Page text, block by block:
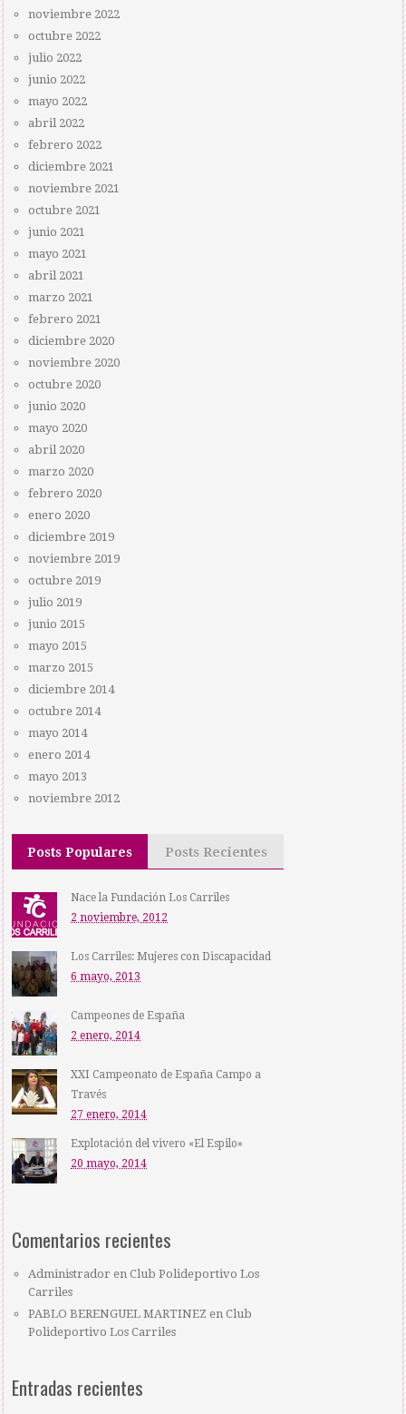
noviembre 2022
octubre 2022
julio 2022
junio 2022
mayo 2022
abril 2022
febrero 2022
diciembre 2021
noviembre 2021
octubre 2021
junio 2021
mayo 2021
abril 2021
marzo 2021
febrero 2021
diciembre 2020
noviembre 2020
octubre 2020
junio 2020
mayo 2020
abril 2020
marzo 2020
febrero 2020
enero 2020
diciembre 2019
noviembre 2019
octubre 2019
julio 2019
junio 2015
mayo 2015
marzo 2015
diciembre 2014
octubre 2014
mayo 2014
enero 2014
mayo 2013
noviembre 2012
Posts Populares Posts Recientes
Nace la Fundación Los Carriles
2 noviembre, 2012
Los Carriles: Mujeres con Discapacidad
6 mayo, 2013
Campeones de España
2 enero, 2014
XXI Campeonato de España Campo a
Través
27 enero, 2014
Explotación del vivero «El Espilo»
20 mayo, 2014
Comentarios recientes
Administrador en Club Polideportivo Los
Carriles
PABLO BERENGUEL MARTINEZ en Club
Polideportivo Los Carriles
Entradas recientes